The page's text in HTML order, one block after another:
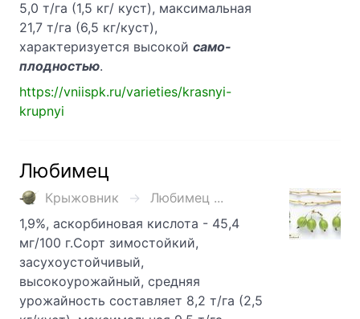
5,0 т/га (1,5 кг/ куст), максимальная
21,7 т/га (6,5 кг/куст),
характеризуется высокой само-
плодностью.
https://vniispk.ru/varieties/krasnyi-
krupnyi
Любимец
Крыжовник
Любимец ...
1,9%, аскорбиновая кислота - 45,4
мг/100 г.Сорт зимостойкий,
засухоустойчивый,
высокоурожайный, средняя
урожайность составляет 8,2 т/га (2,5